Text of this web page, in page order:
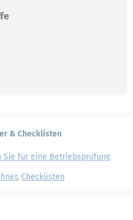
& Checklisten
Sie für eine Betriebsprüfung
, Checklisten